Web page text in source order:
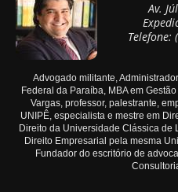
Av.
Telefone:
Advogado militante,
Federal da Paraíba, MBA em
Vargas, professor, palestrante,
UNIPÊ, especialista e mestre em
Direito da Universidade Clássica de
Direito Empresarial pela mesma
Fundador do escritório de